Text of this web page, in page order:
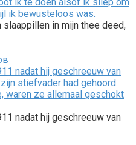
ik bewusteloos was.
in mijn thee deed,
nadat hij geschreeuw van
stiefvader had gehoord.
waren ze allemaal geschokt
nadat hij geschreeuw van